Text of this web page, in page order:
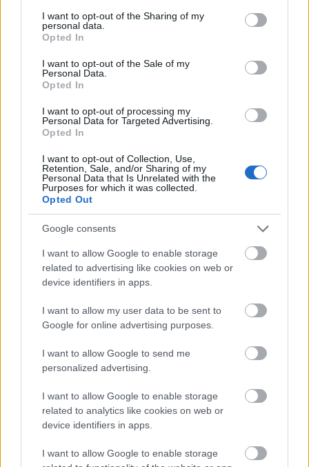
not limited to your visit or usage behaviour. You may click to
grant or deny consent to Google and its third-party tags to
use your data for below specified purposes in below Google
consent section.
I want to opt-out of the Sharing of my
personal data.
Opted In
I want to opt-out of the Sale of my
Personal Data.
Opted In
I want to opt-out of processing my
Personal Data for Targeted Advertising.
Opted In
I want to opt-out of Collection, Use,
Retention, Sale, and/or Sharing of my
Personal Data that Is Unrelated with the
Purposes for which it was collected.
Opted Out
Google consents
I want to allow Google to enable storage
related to advertising like cookies on web or
device identifiers in apps.
I want to allow my user data to be sent to
Google for online advertising purposes.
I want to allow Google to send me
personalized advertising.
I want to allow Google to enable storage
related to analytics like cookies on web or
device identifiers in apps.
I want to allow Google to enable storage
brzoskwiniowego wina oraz wielkich blockbusterów.
© 2026 Tabletowo.pl. Wszelkie prawa zastrzeżone. K
KONTAKT
REDAKCJA
REKLAMA
SMARTFONY
TABLETY
TV